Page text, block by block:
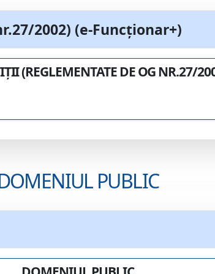
2002) (e-Funcționar+)
(REGLEMENTATE DE OG NR.27/
PUBLIC